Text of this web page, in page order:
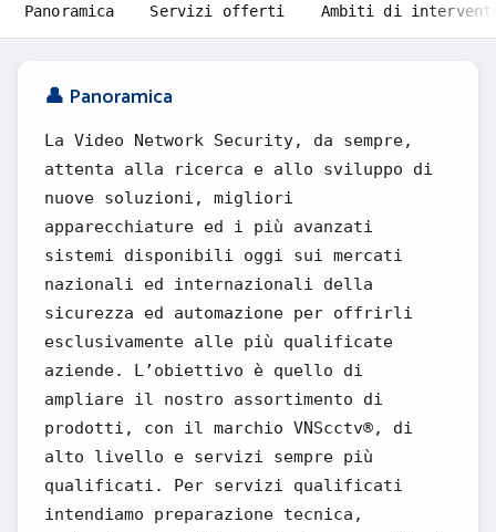
Panoramica Servizi offerti Ambiti di
👤 Panoramica
La Video Network Security, da sempre,
attenta alla ricerca e allo sviluppo di
nuove soluzioni, migliori
apparecchiature ed i più avanzati
sistemi disponibili oggi sui mercati
nazionali ed internazionali della
sicurezza ed automazione per offrirli
esclusivamente alle più qualificate
aziende. L’obiettivo è quello di
ampliare il nostro assortimento di
prodotti, con il marchio VNScctv®, di
alto livello e servizi sempre più
qualificati. Per servizi qualificati
intendiamo preparazione tecnica,